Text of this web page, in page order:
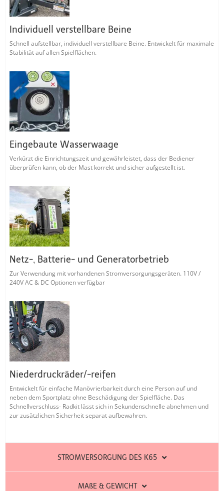
Individuell verstellbare Beine
Schnell aufstellbar, individuell verstellbare Beine. Entwickelt für maximale
Stabilität auf allen Spielflächen.
Eingebaute Wasserwaage
Verkürzt die Einrichtungszeit und gewährleistet, dass der Bediener
überprüfen kann, ob der Mast korrekt und sicher aufgestellt ist.
Netz-, Batterie- und Generatorbetrieb
Zur Verwendung mit vorhandenen Stromversorgungsgeräten. 110V /
240V AC & DC Optionen verfügbar
Niederdruckräder/-reifen
Entwickelt für einfache Manövrierbarkeit durch eine Person auf und
neben dem Sportplatz ohne Beschädigung der Spielfläche. Das
Schnellverschluss- Radkit lässt sich in Sekundenschnelle abnehmen und
zur zusätzlichen Sicherheit separat aufbewahren.
STROMVERSORGUNG DES K65
MAßE & GEWICHT